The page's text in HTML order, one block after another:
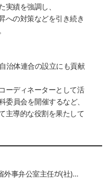
実績を強調し、
昇への対策などを引き続き
治体連合の設立にも貢献
ーディネーターとして活
委員会を開催するなど、
主導的な役割を果たして
[湖北省-韓国忠清北道] 湖北省外事弁公室主任が(社)全国里長・統長連合会忠清北道支部の一行と面談